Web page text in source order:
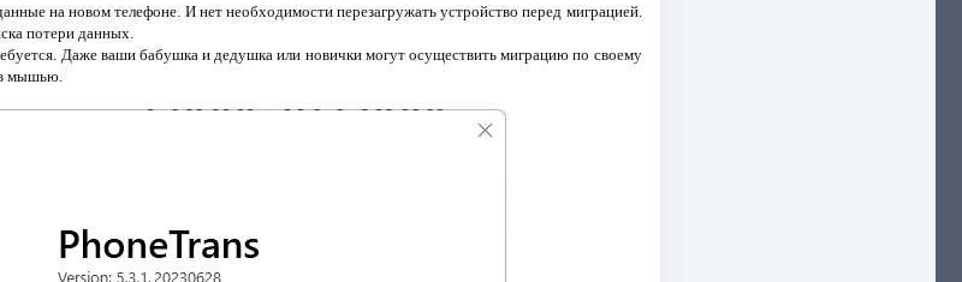
на новом телефоне. И нет необходимости перезагружать устройство перед миграцией.
потери данных.
Даже ваши бабушка и дедушка или новички могут осуществить миграцию по своему
мышью.